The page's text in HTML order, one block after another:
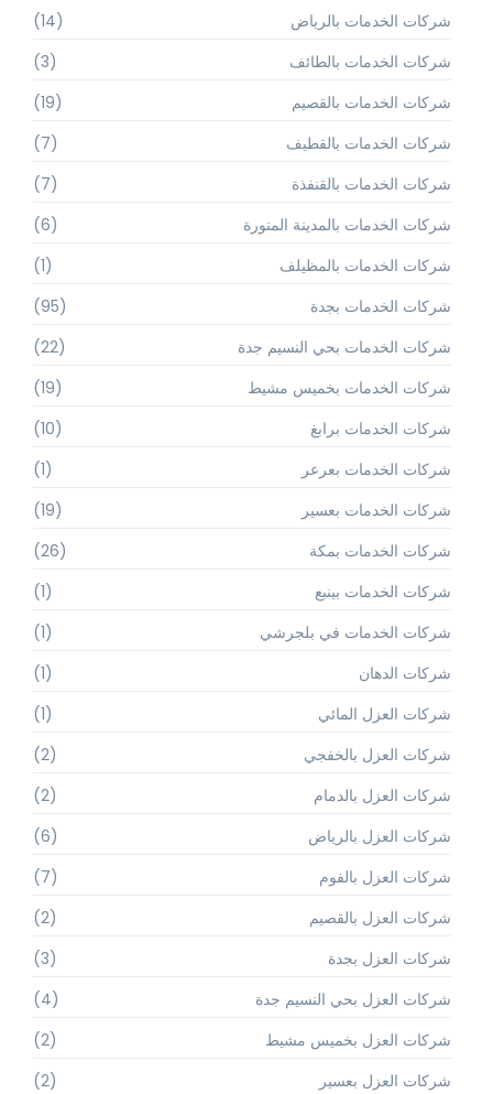
شركات الخدمات بالرياض
(14)
شركات الخدمات بالطائف
(3)
شركات الخدمات بالقصيم
(19)
شركات الخدمات بالقطيف
(7)
شركات الخدمات بالقنفذة
(7)
شركات الخدمات بالمدينة المنورة
(6)
شركات الخدمات بالمظيلف
(1)
شركات الخدمات بجدة
(95)
شركات الخدمات بحي النسيم جدة
(22)
شركات الخدمات بخميس مشيط
(19)
شركات الخدمات برابغ
(10)
شركات الخدمات بعرعر
(1)
شركات الخدمات بعسير
(19)
شركات الخدمات بمكة
(26)
شركات الخدمات بينبع
(1)
شركات الخدمات في بلجرشي
(1)
شركات الدهان
(1)
شركات العزل المائي
(1)
شركات العزل بالخفجي
(2)
شركات العزل بالدمام
(2)
شركات العزل بالرياض
(6)
شركات العزل بالفوم
(7)
شركات العزل بالقصيم
(2)
شركات العزل بجدة
(3)
شركات العزل بحي النسيم جدة
(4)
شركات العزل بخميس مشيط
(2)
شركات العزل بعسير
(2)